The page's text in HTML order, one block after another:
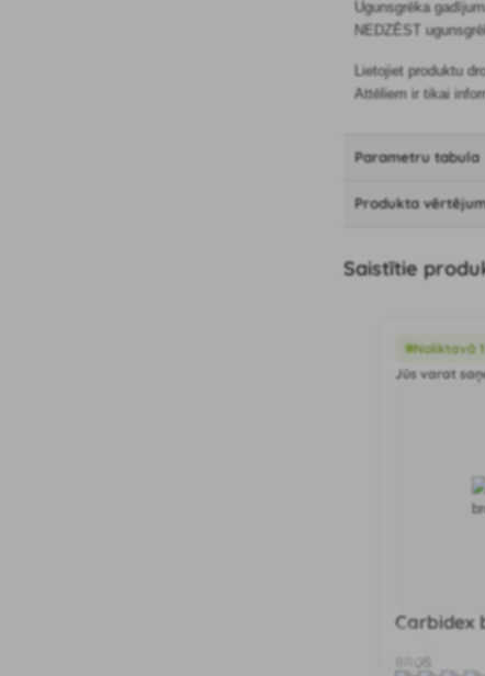
Ugunsgrēka
NEDZĒST
Lietojiet produktu
Attēliem ir tikai
Parametru tabula
Produkta
Saistītie
Noliktavā
Jūs varat
Carbidex
BROS